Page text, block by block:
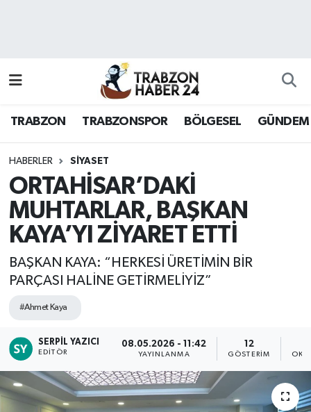
TRABZON TRABZONSPOR BÖLGESEL GÜNDEM
HABERLER SİYASET
ORTAHİSAR’DAKİ
MUHTARLAR, BAŞKAN
KAYA’YI ZİYARET ETTİ
BAŞKAN KAYA: “HERKESİ ÜRETİMİN BİR
PARÇASI HALİNE GETİRMELİYİZ”
#Ahmet Kaya
SERPIL YAZICI
EDITÖR
08.05.2026 - 11:42
YAYINLANMA
12
GÖSTERIM
Hava Durumu
Namaz Vakitleri
Trafik Durumu
Süper Lig Puan Durumu ve Fikstür
Tüm Manşetler
Son Dakika Haberleri